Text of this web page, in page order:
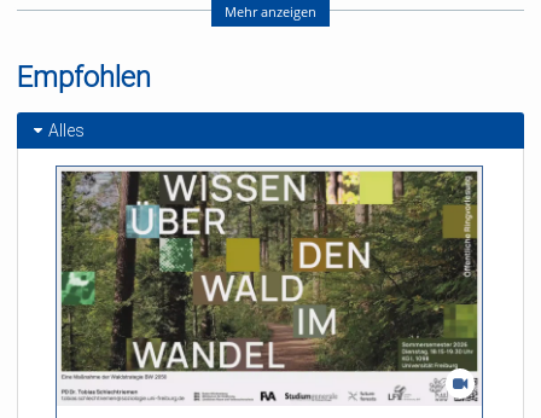
Referent/in:
Andreas Nagel
Mehr anzeigen
Empfohlen
Alles